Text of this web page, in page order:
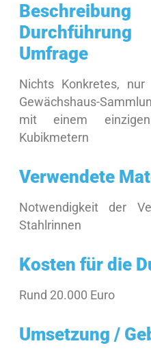
Umfrage
Nichts Konkretes,
Gewächshaus-
mit einem
Kubikmetern
Verwendete
Notwendigkeit der
Stahlrinnen
Kosten für die
Rund 20.000 Euro
Umsetzung /